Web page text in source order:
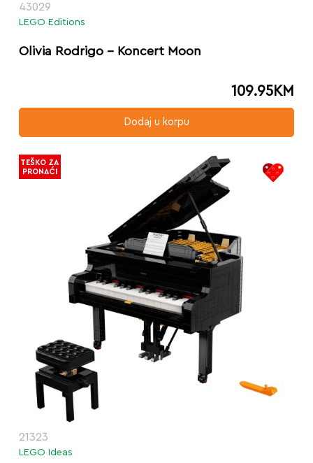
43029
LEGO Editions
Olivia Rodrigo – Koncert Moon
109.95KM
Dodaj u korpu
21323
LEGO Ideas
TEŠKO ZA
PRONAĆI